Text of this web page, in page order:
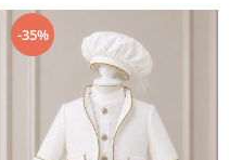
-35%